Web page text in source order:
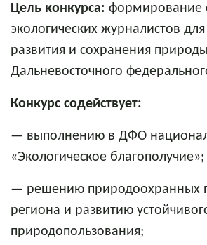
Цель конкурса: формирование
экологических журналистов
развития и сохранения природы
Дальневосточного
Конкурс содействует:
— выполнению в ДФО
«Экологическое благополучие»;
— решению природоохранных
региона и развитию
природопользования;